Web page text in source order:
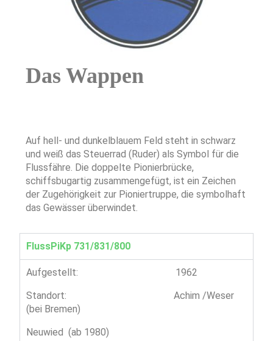
Das Wappen
Auf hell- und dunkelblauem Feld steht in schwarz
und weiß das Steuerrad (Ruder) als Symbol für die
Flussfähre. Die doppelte Pionierbrücke,
schiffsbugartig zusammengefügt, ist ein Zeichen
der Zugehörigkeit zur Pioniertruppe, die symbolhaft
das Gewässer überwindet.
FlussPiKp 731/831/800
Aufgestellt: 1962
Standort: Achim /Weser
(bei Bremen)
Neuwied (ab 1980)